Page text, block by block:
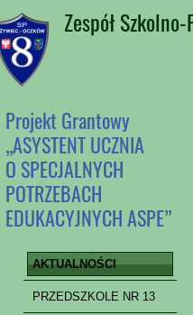
Zespół
Projekt Grantowy
„ASYSTENT UCZNIA
O SPECJALNYCH
POTRZEBACH
EDUKACYJNYCH ASPE”
AKTUALNOŚCI
PRZEDSZKOLE NR 13